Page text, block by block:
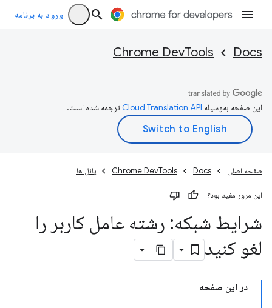
ورود به برنامه
Docs
Chrome DevTools
این صفحه به‌وسیله ترجمه شده است.
صفحه اصلی Docs
Chrome DevTools پانل ها
این مرور مفید بود؟
شرایط شبکه: رشته عامل کاربر را
لغو کنید
در این صفحه